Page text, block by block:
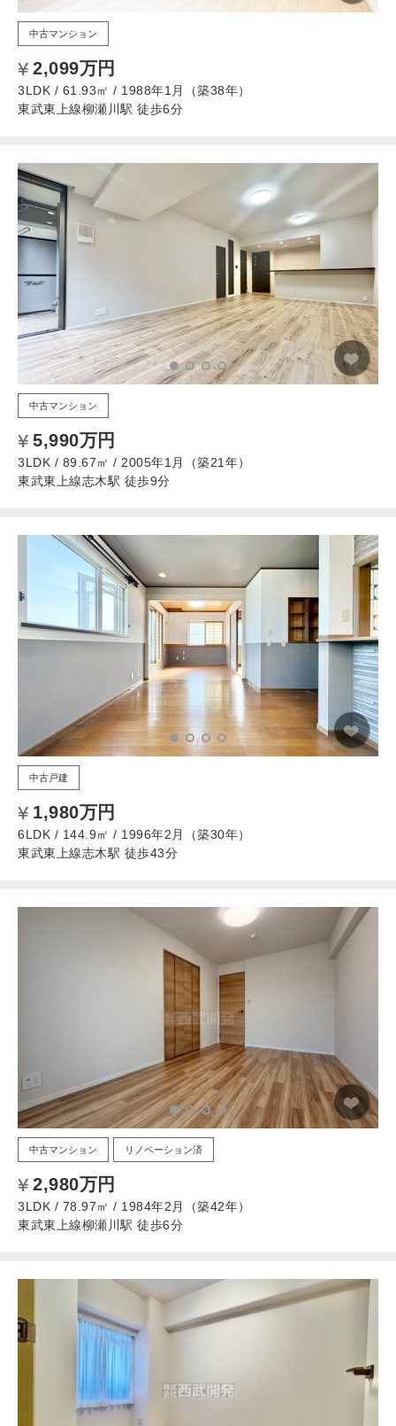
中古マンション
2,099万円
3LDK / 61.93㎡ / 1988年1月（築38年）
東武東上線柳瀬川駅 徒歩6分
中古マンション
5,990万円
3LDK / 89.67㎡ / 2005年1月（築21年）
東武東上線志木駅 徒歩9分
中古戸建
1,980万円
6LDK / 144.9㎡ / 1996年2月（築30年）
東武東上線志木駅 徒歩43分
中古マンション リノベーション済
2,980万円
3LDK / 78.97㎡ / 1984年2月（築42年）
東武東上線柳瀬川駅 徒歩6分